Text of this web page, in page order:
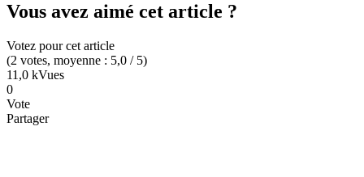
Vous avez aimé cet article ?
Votez pour cet article
(2 votes, moyenne : 5,0 / 5)
11,0 kVues
0
Vote
Partager